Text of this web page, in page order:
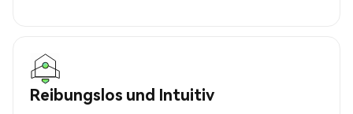
Reibungslos und Intuitiv